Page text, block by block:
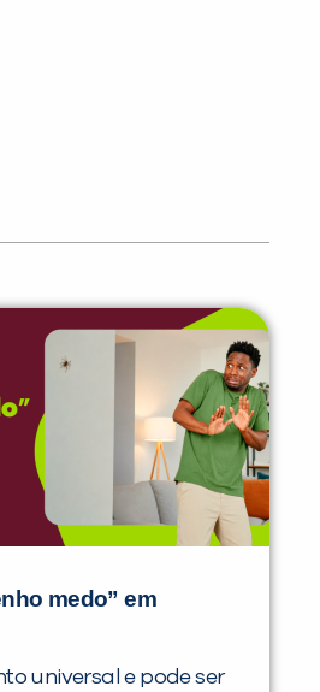
medo” em
universal e pode ser